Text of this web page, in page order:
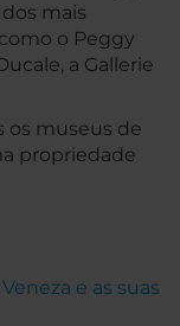
mais
o Peggy
a Gallerie
os museus de
propriedade
e as suas